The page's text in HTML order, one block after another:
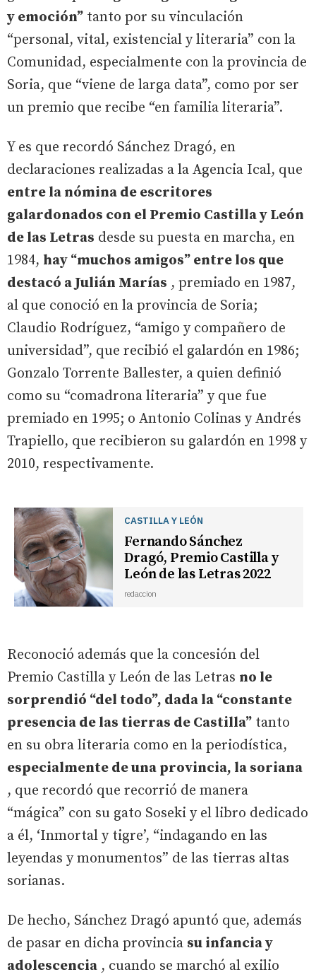
y emoción” tanto por su vinculación
“personal, vital, existencial y literaria” con la
Comunidad, especialmente con la provincia de
Soria, que “viene de larga data”, como por ser
un premio que recibe “en familia literaria”.
Y es que recordó Sánchez Dragó, en
declaraciones realizadas a la Agencia Ical, que
entre la nómina de escritores
galardonados con el Premio Castilla y León
de las Letras desde su puesta en marcha, en
1984, hay “muchos amigos” entre los que
destacó a Julián Marías , premiado en 1987,
al que conoció en la provincia de Soria;
Claudio Rodríguez, “amigo y compañero de
universidad”, que recibió el galardón en 1986;
Gonzalo Torrente Ballester, a quien definió
como su “comadrona literaria” y que fue
premiado en 1995; o Antonio Colinas y Andrés
Trapiello, que recibieron su galardón en 1998 y
2010, respectivamente.
CASTILLA Y LEÓN
Fernando Sánchez
Dragó, Premio Castilla y
León de las Letras 2022
redaccion
Reconoció además que la concesión del
Premio Castilla y León de las Letras no le
sorprendió “del todo”, dada la “constante
presencia de las tierras de Castilla” tanto
en su obra literaria como en la periodística,
especialmente de una provincia, la soriana
, que recordó que recorrió de manera
“mágica” con su gato Soseki y el libro dedicado
a él, ‘Inmortal y tigre’, “indagando en las
leyendas y monumentos” de las tierras altas
sorianas.
De hecho, Sánchez Dragó apuntó que, además
de pasar en dicha provincia su infancia y
adolescencia , cuando se marchó al exilio